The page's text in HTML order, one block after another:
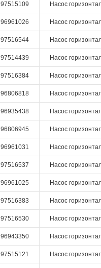
97515109 Насос
96961026 Насос
97516544 Насос
97514439 Насос
97516384 Насос
96806818 Насос
96935438 Насос
96806945 Насос
96961031 Насос
97516537 Насос
96961025 Насос
97516383 Насос
97516530 Насос
96943350 Насос
97515121 Насос